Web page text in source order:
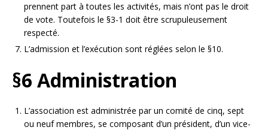
prennent part à toutes les activités, mais n’ont pas le droit
de vote. Toutefois le §3-1 doit être scrupuleusement
respecté.
L’admission et l’exécution sont réglées selon le §10.
§6 Administration
L’association est administrée par un comité de cinq, sept
ou neuf membres, se composant d’un président, d’un vice-